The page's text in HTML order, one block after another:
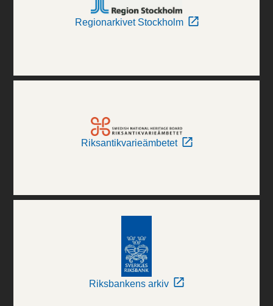
Regionarkivet Stockholm
Riksantikvarieämbetet
Riksbankens arkiv